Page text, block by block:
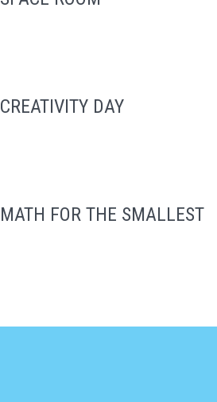
CREATIVITY DAY
MATH FOR THE SMALLEST